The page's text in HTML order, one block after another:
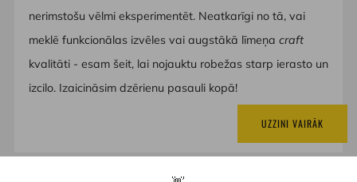
nerimstošu vēlmi eksperimentēt. Neatkarīgi no tā, vai
meklē funkcionālas izvēles vai augstākā līmeņa craft
kvalitāti - esam šeit, lai nojauktu robežas starp ierasto un
izcilo. Izaicināsim dzērienu pasauli kopā!
UZZINI VAIRĀK